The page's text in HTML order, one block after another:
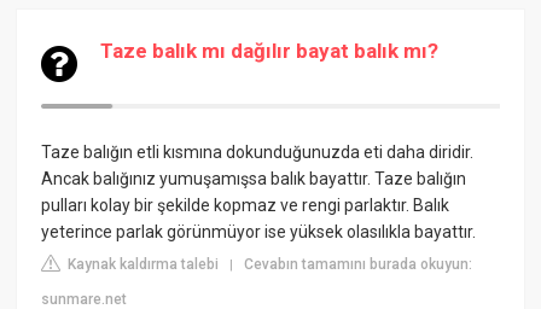
Taze balık mı dağılır bayat balık mı?
Taze balığın etli kısmına dokunduğunuzda eti daha diridir.
Ancak balığınız yumuşamışsa balık bayattır. Taze balığın
pulları kolay bir şekilde kopmaz ve rengi parlaktır. Balık
yeterince parlak görünmüyor ise yüksek olasılıkla bayattır.
Kaynak kaldırma talebi |Cevabın tamamını burada okuyun:
sunmare.net